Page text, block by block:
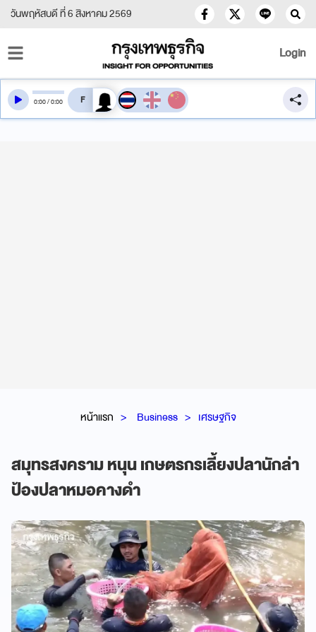
วันพฤหัสบดี ที่ 6 สิงหาคม 2569
Login
หน้าแรก Business เศรษฐกิจ
สมุทรสงคราม หนุน เกษตรกรเลี้ยงปลานักล่า
ป้องปลาหมอคางดำ
0:00/0:00 สลับเสียงอ่าน